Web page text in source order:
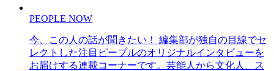
PEOPLE NOW
今、この人の話が聞きたい！ 編集部が独自の目線でセ
レクトした注目ピープルのオリジナルインタビューを
お届けする連載コーナーです。芸能人から文化人、ス